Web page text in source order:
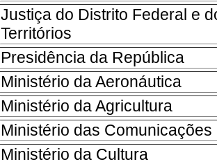
Justiça do Distrito Federal e
Territórios
Presidência da República
Ministério da Aeronáutica
Ministério da Agricultura
Ministério das Comunicações
Ministério da Cultura